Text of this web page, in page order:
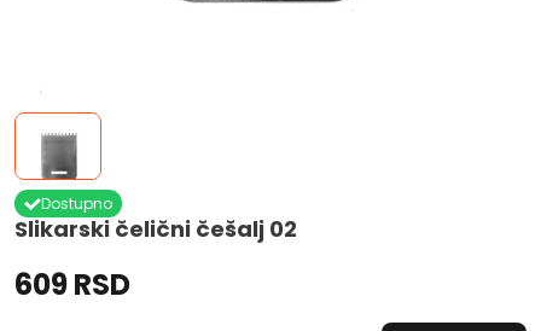
Slikarski čelični češalj 02
Dostupno
609 RSD